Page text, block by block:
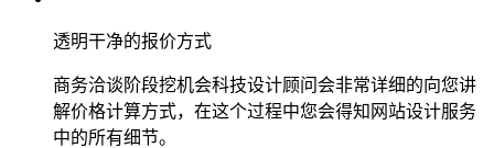
透明干净的报价方式
商务洽谈阶段挖机会科技设计顾问会非常详细的向您讲
解价格计算方式，在这个过程中您会得知网站设计服务
中的所有细节。